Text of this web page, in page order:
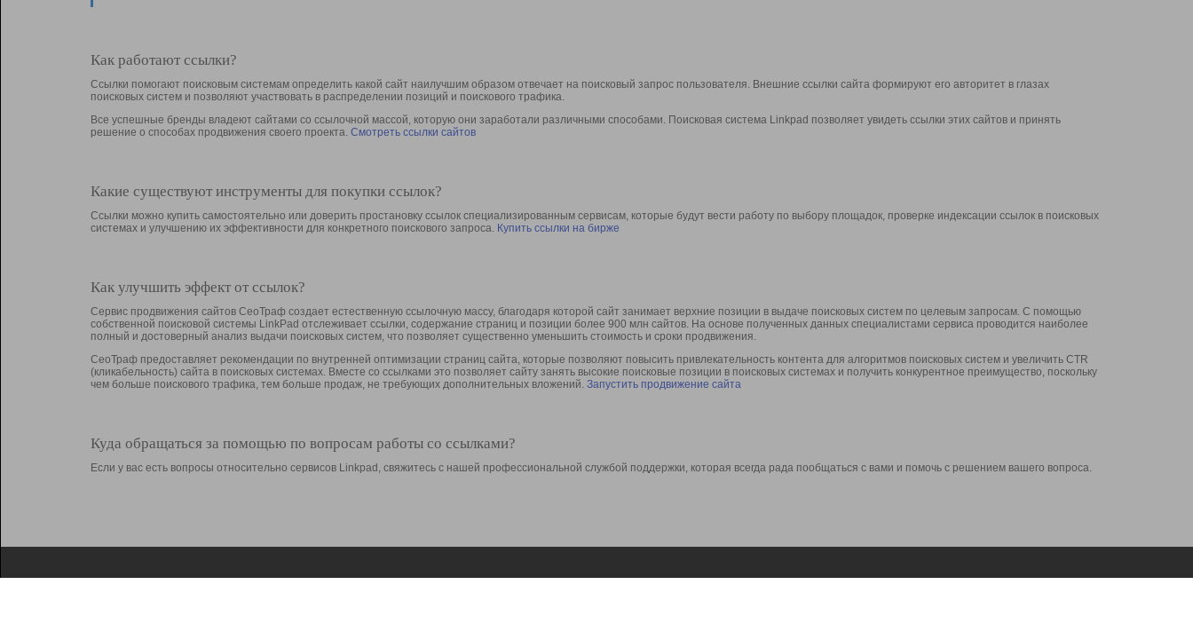
Как работают ссылки?
Ссылки помогают поисковым системам определить какой сайт наилучшим образом отвечает на поисковый запрос пользователя. Внешние ссылки сайта формируют его авторитет в глазах
поисковых систем и позволяют участвовать в раcпределении позиций и поискового трафика.
Все успешные бренды владеют сайтами со ссылочной массой, которую они заработали различными способами. Поисковая система Linkpad позволяет увидеть ссылки этих сайтов и принять
решение о способах продвижения своего проекта. Смотреть ссылки сайтов
Какие существуют инструменты для покупки ссылок?
Ссылки можно купить самостоятельно или доверить простановку ссылок специализированным сервисам, которые будут вести работу по выбору площадок, проверке индексации ссылок в поисковых
системах и улучшению их эффективности для конкретного поискового запроса. Купить ссылки на бирже
Как улучшить эффект от ссылок?
Сервис продвижения сайтов СеоТраф создает естественную ссылочную массу, благодаря которой сайт занимает верхние позиции в выдаче поисковых систем по целевым запросам. С помощью
собственной поисковой системы LinkPad отслеживает ссылки, содержание страниц и позиции более 900 млн сайтов. На основе полученных данных специалистами сервиса проводится наиболее
полный и достоверный анализ выдачи поисковых систем, что позволяет существенно уменьшить стоимость и сроки продвижения.
СеоТраф предоставляет рекомендации по внутренней оптимизации страниц сайта, которые позволяют повысить привлекательность контента для алгоритмов поисковых систем и увеличить CTR
(кликабельность) сайта в поисковых системах. Вместе со ссылками это позволяет сайту занять высокие поисковые позиции в поисковых системах и получить конкурентное преимущество, поскольку
чем больше поискового трафика, тем больше продаж, не требующих дополнительных вложений. Запустить продвижение сайта
Куда обращаться за помощью по вопросам работы со ссылками?
Если у вас есть вопросы относительно сервисов Linkpad, свяжитесь с нашей профессиональной службой поддержки, которая всегда рада пообщаться с вами и помочь с решением вашего вопроса.